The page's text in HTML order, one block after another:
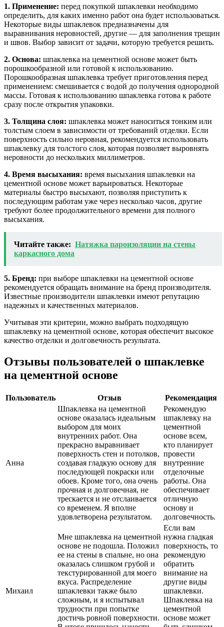
1. Применение: перед покупкой шпаклевки необходимо
определить, для каких именно работ она будет использоваться.
Некоторые виды шпаклевок предназначены для
выравнивания неровностей, другие — для заполнения трещин
и швов. Выбор зависит от задачи, которую требуется решить.
2. Основа: шпаклевка на цементной основе может быть
порошкообразной или готовой к использованию.
Порошкообразная шпаклевка требует приготовления перед
применением: смешивается с водой до получения однородной
массы. Готовая к использованию шпаклевка готова к работе
сразу после открытия упаковки.
3. Толщина слоя: шпаклевка может наноситься тонким или
толстым слоем в зависимости от требований отделки. Если
поверхность сильно неровная, рекомендуется использовать
шпаклевку для толстого слоя, которая позволяет выровнять
неровности до нескольких миллиметров.
4. Время высыхания: время высыхания шпаклевки на
цементной основе может варьироваться. Некоторые
материалы быстро высыхают, позволяя приступить к
последующим работам уже через несколько часов, другие
требуют более продолжительного времени для полного
высыхания.
Читайте также: Натяжка пароизоляции на стены
каркасного дома
5. Бренд: при выборе шпаклевки на цементной основе
рекомендуется обращать внимание на бренд производителя.
Известные производители шпаклевки имеют репутацию
надежных и качественных материалов.
Учитывая эти критерии, можно выбрать подходящую
шпаклевку на цементной основе, которая обеспечит высокое
качество отделки и долговечность результата.
Отзывы пользователей о шпаклевке
на цементной основе
Пользователь Отзыв Рекомендация
Анна
Шпаклевка на цементной
основе оказалась идеальным
выбором для моих
внутренних работ. Она
прекрасно выравнивает
поверхность стен и потолков,
создавая гладкую основу для
последующей покраски или
обоев. Кроме того, она очень
прочная и долговечная, не
трескается и не отслаивается
со временем. Я вполне
удовлетворена результатом.
Рекомендую
шпаклевку на
цементной
основе всем,
кто планирует
провести
внутренние
отделочные
работы. Она
обеспечивает
отличную
основу и
долговечность.
Михаил
Мне шпаклевка на цементной
основе не подошла. Положил
ее на стены в спальне, но она
оказалась слишком грубой и
текстурированной для моего
вкуса. Распределение
шпаклевки также было
сложным, и я испытывал
трудности при попытке
достичь ровной поверхности.
Если вам
нужна гладкая
поверхность, то
рекомендую
обратить
внимание на
другие виды
шпаклевки.
Шпаклевка на
цементной
основе может